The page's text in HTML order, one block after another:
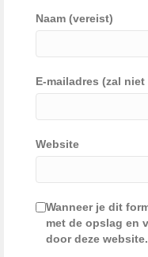
Naam (vereist)
E-mailadres (zal
Website
Wanneer je dit
met de opslag en
door deze website.